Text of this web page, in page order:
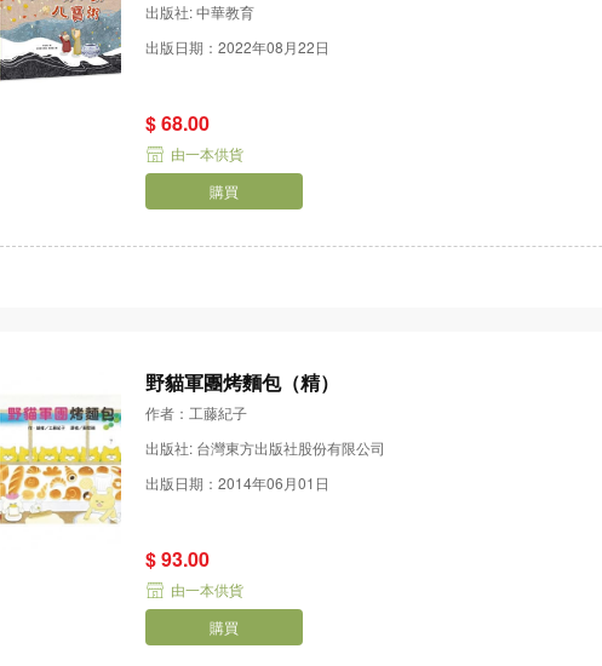
出版社: 中華教育
出版日期：2022年08月22日
$ 68.00
由一本供貨
購買
野貓軍團烤麵包（精）
作者：工藤紀子
出版社: 台灣東方出版社股份有限公司
出版日期：2014年06月01日
$ 93.00
由一本供貨
購買